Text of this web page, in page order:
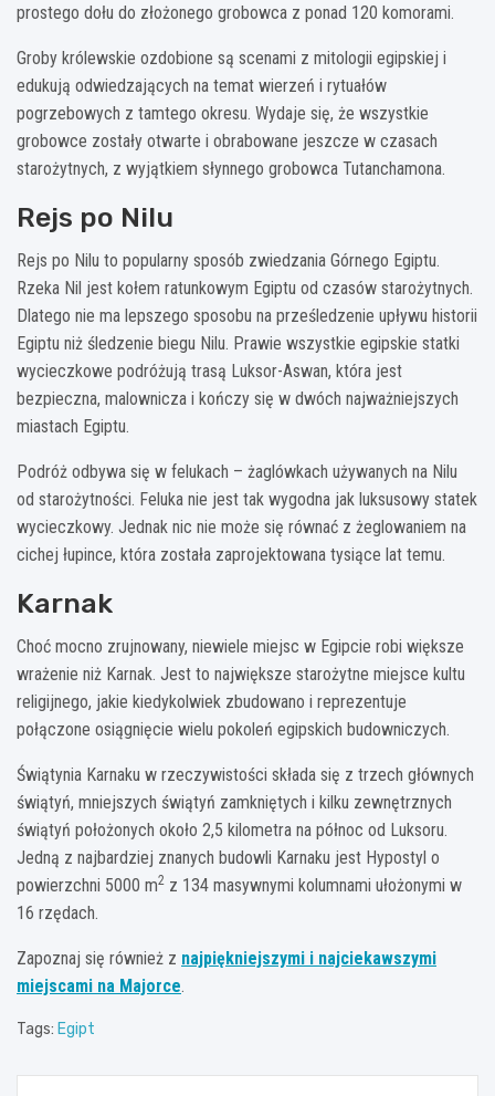
prostego dołu do złożonego grobowca z ponad 120 komorami.
Groby królewskie ozdobione są scenami z mitologii egipskiej i
edukują odwiedzających na temat wierzeń i rytuałów
pogrzebowych z tamtego okresu. Wydaje się, że wszystkie
grobowce zostały otwarte i obrabowane jeszcze w czasach
starożytnych, z wyjątkiem słynnego grobowca Tutanchamona.
Rejs po Nilu
Rejs po Nilu to popularny sposób zwiedzania Górnego Egiptu.
Rzeka Nil jest kołem ratunkowym Egiptu od czasów starożytnych.
Dlatego nie ma lepszego sposobu na prześledzenie upływu historii
Egiptu niż śledzenie biegu Nilu. Prawie wszystkie egipskie statki
wycieczkowe podróżują trasą Luksor-Aswan, która jest
bezpieczna, malownicza i kończy się w dwóch najważniejszych
miastach Egiptu.
Podróż odbywa się w felukach – żaglówkach używanych na Nilu
od starożytności. Feluka nie jest tak wygodna jak luksusowy statek
wycieczkowy. Jednak nic nie może się równać z żeglowaniem na
cichej łupince, która została zaprojektowana tysiące lat temu.
Karnak
Choć mocno zrujnowany, niewiele miejsc w Egipcie robi większe
wrażenie niż Karnak. Jest to największe starożytne miejsce kultu
religijnego, jakie kiedykolwiek zbudowano i reprezentuje
połączone osiągnięcie wielu pokoleń egipskich budowniczych.
Świątynia Karnaku w rzeczywistości składa się z trzech głównych
świątyń, mniejszych świątyń zamkniętych i kilku zewnętrznych
świątyń położonych około 2,5 kilometra na północ od Luksoru.
Jedną z najbardziej znanych budowli Karnaku jest Hypostyl o
powierzchni 5000 m2 z 134 masywnymi kolumnami ułożonymi w
16 rzędach.
Zapoznaj się również z najpiękniejszymi i najciekawszymi
miejscami na Majorce.
Tags: Egipt